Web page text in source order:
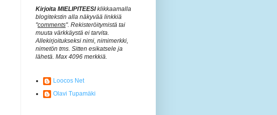
Kirjoita MIELIPITEESIklikkaamalla
blogitekstin alla näkyvää linkkiä
"comments". Rekisteröitymistä tai
muuta värkkäystä ei tarvita.
Allekirjoitukseksi nimi, nimimerkki,
nimetön tms. Sitten esikatsele ja
lähetä. Max 4096 merkkiä.
Loocos Net
Olavi Tupamäki